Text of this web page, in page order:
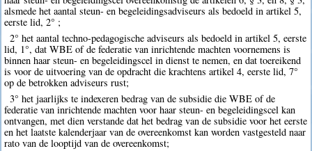
alsmede het aantal steun- en begeleidingsadviseurs als bedoeld in artikel 5,
eerste lid, 2° ;
2° het aantal techno-pedagogische adviseurs als bedoeld in artikel 5, eerste
lid, 1°, dat WBE of de federatie van inrichtende machten voornemens is
binnen haar steun- en begeleidingscel in dienst te nemen, en dat toereikend
is voor de uitvoering van de opdracht die krachtens artikel 4, eerste lid, 7°
op de betrokken adviseurs rust;
3° het jaarlijks te indexeren bedrag van de subsidie die WBE of de
federatie van inrichtende machten voor haar steun- en begeleidingscel kan
ontvangen, met dien verstande dat het bedrag van de subsidie voor het eerste
en het laatste kalenderjaar van de overeenkomst kan worden vastgesteld naar
rato van de looptijd van de overeenkomst;